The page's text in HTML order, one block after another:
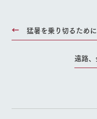
猛暑を乗り切るために
遠路